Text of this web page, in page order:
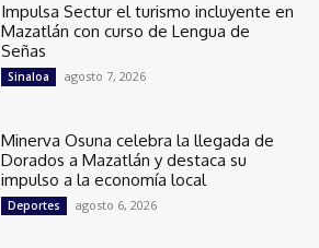
Impulsa Sectur el turismo incluyente en
Mazatlán con curso de Lengua de
Señas
Sinaloa agosto 7, 2026
Minerva Osuna celebra la llegada de
Dorados a Mazatlán y destaca su
impulso a la economía local
Deportes agosto 6, 2026